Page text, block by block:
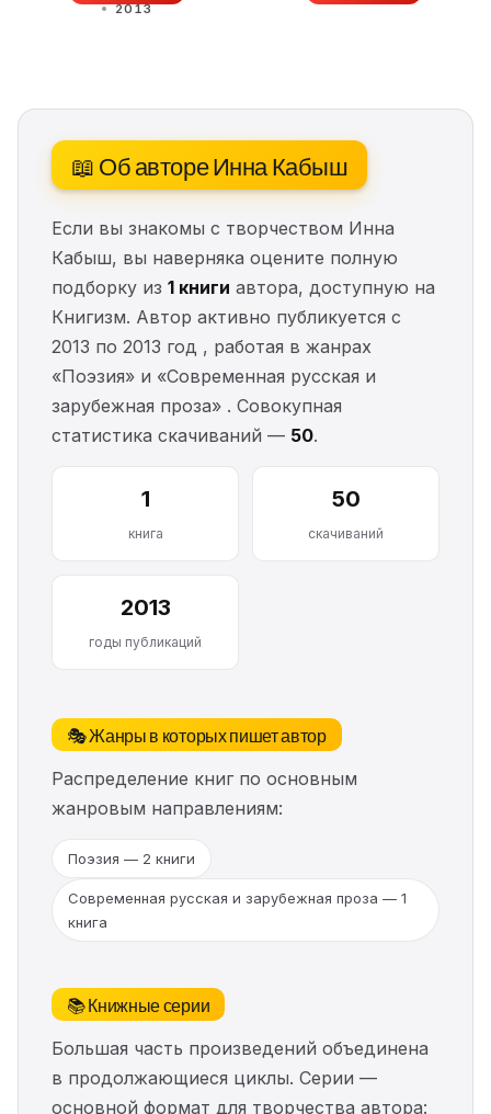
2013
📖 Об авторе Инна Кабыш
Если вы знакомы с творчеством Инна
Кабыш, вы наверняка оцените полную
подборку из 1 книги автора, доступную на
Книгизм. Автор активно публикуется с
2013 по 2013 год , работая в жанрах
«Поэзия» и «Современная русская и
зарубежная проза» . Совокупная
статистика скачиваний — 50.
1
книга
50
скачиваний
2013
годы публикаций
🎭 Жанры в которых пишет автор
Распределение книг по основным
жанровым направлениям:
Поэзия — 2 книги
Современная русская и зарубежная проза — 1
книга
📚 Книжные серии
Большая часть произведений объединена
в продолжающиеся циклы. Серии —
основной формат для творчества автора: